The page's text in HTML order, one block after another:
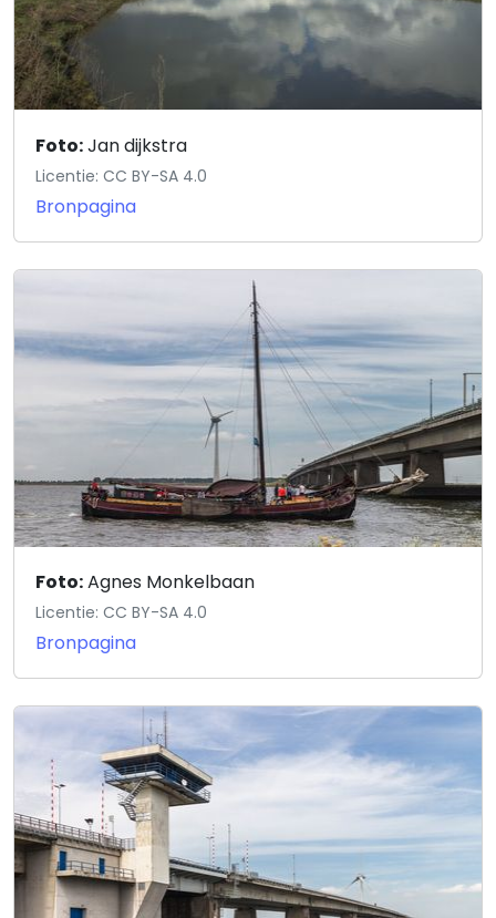
Foto:Jan dijkstra
Licentie: CC BY-SA 4.0
Bronpagina
Foto:Agnes Monkelbaan
Licentie: CC BY-SA 4.0
Bronpagina